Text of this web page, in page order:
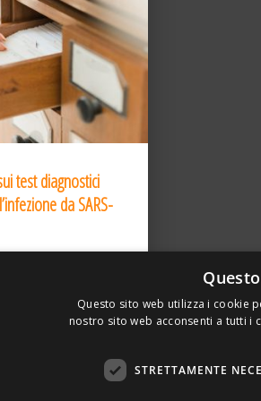
test diagnostici
da SARS-
Questo sito web utilizza i cookie
nostro sito web acconsenti a tutti i
STRETTAMENTE